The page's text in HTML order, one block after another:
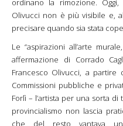
ordinano la rimozione.
Olivucci non è più visibile e,
precisare quando sia stata
Le “aspirazioni all’arte
affermazione di Corrado
Francesco Olivucci, a partire
Commissioni pubbliche e
Forlì – l’artista per una sorta
provincialismo non lascia
che del resto vantava